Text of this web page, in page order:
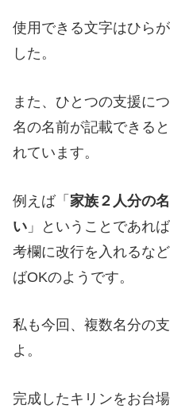
使用できる文字はひら
した。
また、ひとつの支援に
名の名前が記載できる
れています。
例えば「 家族２人分の
い 」ということであれ
考欄に改行を入れるな
ばOKのようです。
私も今回、複数名分の
よ。
完成したキリンをお台